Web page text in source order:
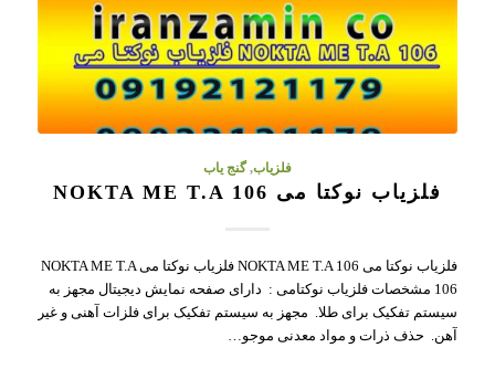
فلزیاب,گنج یاب
فلزیاب نوکتا می NOKTA ME T.A 106
فلزیاب نوکتا می NOKTA ME T.A 106 فلزیاب نوکتا می NOKTA ME T.A
106 مشخصات فلزیاب نوکتامی : دارای صفحه نمایش دیجیتال مجهز به
سیستم تفکیک برای طلا. مجهز به سیستم تفکیک برای فلزات آهنی و غیر
آهن. حذف ذرات و مواد معدنی موجو…